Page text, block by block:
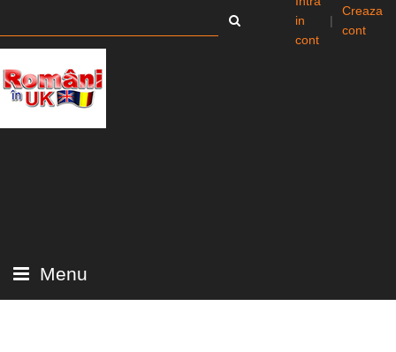
in
cont
|
Creaza
cont
Menu